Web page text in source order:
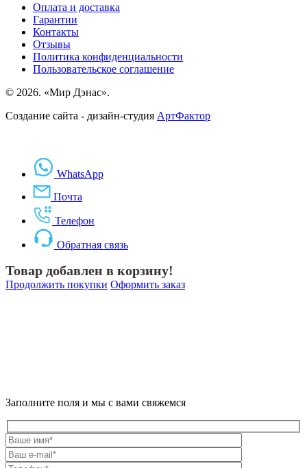
Оплата и доставка
Гарантии
Контакты
Отзывы
Политика конфиденциальности
Пользовательское соглашение
© 2026. «Мир Дэнас».
Создание сайта - дизайн-студия АртФактор
WhatsApp
Почта
Телефон
Обратная связь
Товар добавлен в корзину!
Продолжить покупки Оформить заказ
Заполните поля и мы с вами свяжемся